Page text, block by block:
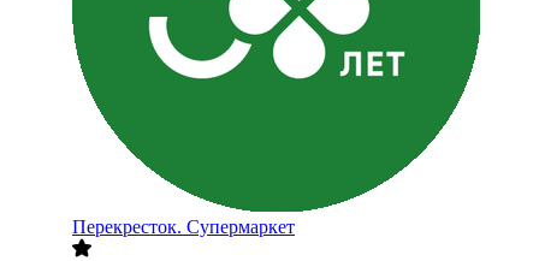
Перекресток. Супермаркет